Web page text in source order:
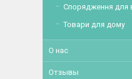
Спорядження для
Товари для дому
О нас
Отзывы